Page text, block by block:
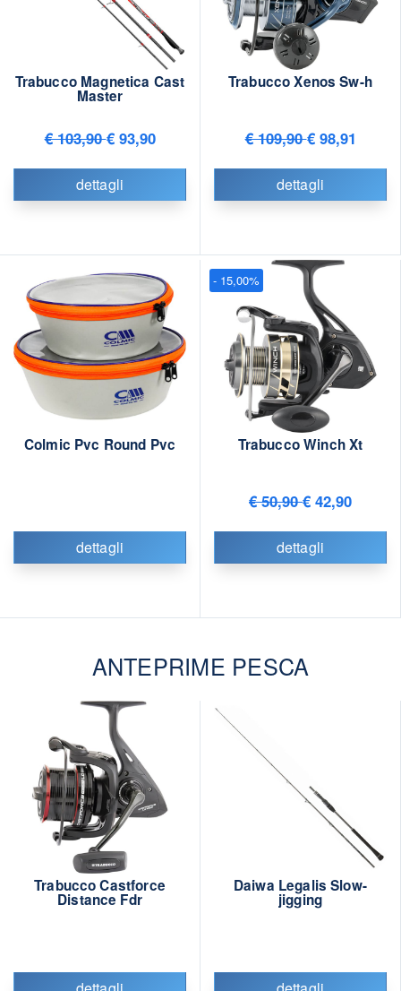
Trabucco Magnetica Cast
Master
€ 103,90€ 93,90
dettagli
Trabucco Xenos Sw-h
€ 109,90€ 98,91
dettagli
Colmic Pvc Round Pvc
dettagli
Trabucco Winch Xt
€ 50,90€ 42,90
dettagli
- 15,00%
ANTEPRIME PESCA
Trabucco Castforce
Distance Fdr
Daiwa Legalis Slow-
jigging